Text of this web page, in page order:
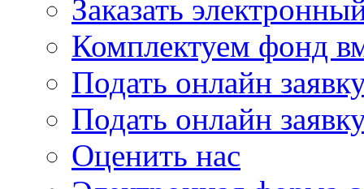
Заказать
Комплектуем фонд
Подать онлайн
Подать онлайн
Оценить нас